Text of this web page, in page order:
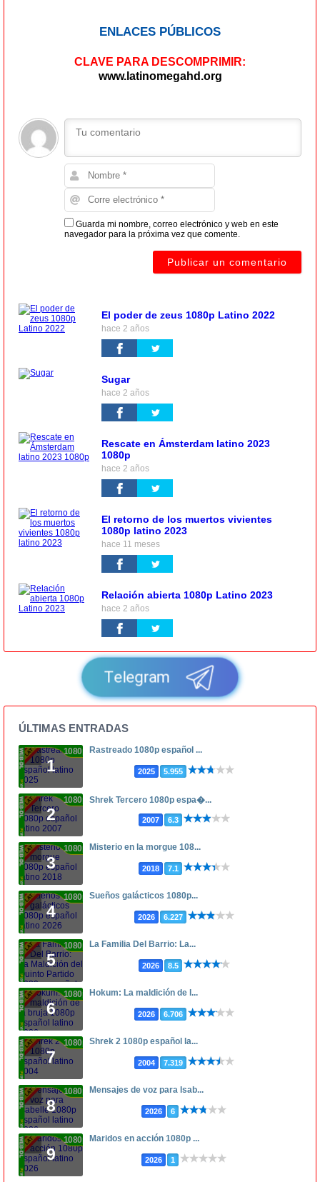
ENLACES PÚBLICOS
CLAVE PARA DESCOMPRIMIR:
www.latinomegahd.org
Guarda mi nombre, correo electrónico y web en este
navegador para la próxima vez que comente.
El poder de zeus 1080p Latino 2022
hace 2 años
Sugar
hace 2 años
Rescate en Ámsterdam latino 2023
1080p
hace 2 años
El retorno de los muertos vivientes
1080p latino 2023
hace 11 meses
Relación abierta 1080p Latino 2023
hace 2 años
Telegram
ÚLTIMAS ENTRADAS
1
1080p Rastreado 1080p español ...
2025 5.955
2
1080p Shrek Tercero 1080p espa�...
2007 6.3
3
1080p Misterio en la morgue 108...
2018 7.1
4
1080p Sueños galácticos 1080p...
2026 6.227
5
1080p La Familia Del Barrio: La...
2026 8.5
6
1080p Hokum: La maldición de l...
2026 6.706
7
1080p Shrek 2 1080p español la...
2004 7.319
8
1080p Mensajes de voz para Isab...
2026 6
9
1080p Maridos en acción 1080p ...
2026 1